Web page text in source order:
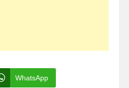
WhatsApp